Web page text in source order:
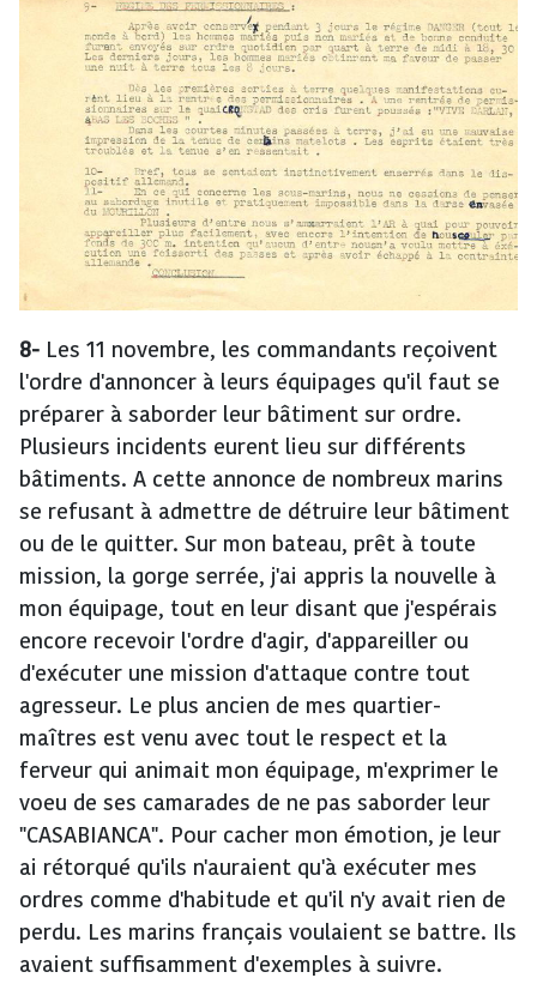
8- Les 11 novembre, les commandants reçoivent
l'ordre d'annoncer à leurs équipages qu'il faut se
préparer à saborder leur bâtiment sur ordre.
Plusieurs incidents eurent lieu sur différents
bâtiments. A cette annonce de nombreux marins
se refusant à admettre de détruire leur bâtiment
ou de le quitter. Sur mon bateau, prêt à toute
mission, la gorge serrée, j'ai appris la nouvelle à
mon équipage, tout en leur disant que j'espérais
encore recevoir l'ordre d'agir, d'appareiller ou
d'exécuter une mission d'attaque contre tout
agresseur. Le plus ancien de mes quartier-
maîtres est venu avec tout le respect et la
ferveur qui animait mon équipage, m'exprimer le
voeu de ses camarades de ne pas saborder leur
"CASABIANCA". Pour cacher mon émotion, je leur
ai rétorqué qu'ils n'auraient qu'à exécuter mes
ordres comme d'habitude et qu'il n'y avait rien de
perdu. Les marins français voulaient se battre. Ils
avaient suffisamment d'exemples à suivre.